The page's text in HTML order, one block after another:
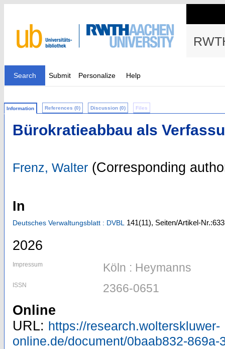
Search Submit Personalize Help
Information References (0) Discussion (0) Files
Bürokratieabbau als
Frenz, Walter (Corresponding
In
Deutsches Verwaltungsblatt : DVBL 141(11), Seiten/Artikel-
2026
Impressum Köln : Heymanns
ISSN 2366-0651
Online
URL: https://research.wolterskluwer-
online.de/document/0baab832-